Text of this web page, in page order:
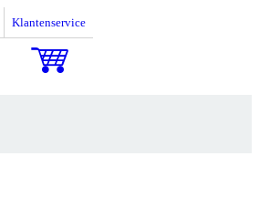
Klantenservice